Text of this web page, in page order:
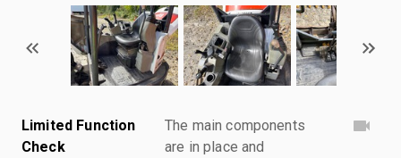
Limited Function
Check
The main components
are in place and